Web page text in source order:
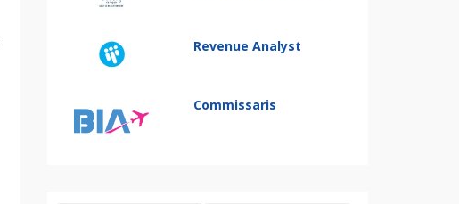
Revenue Analyst
Commissaris